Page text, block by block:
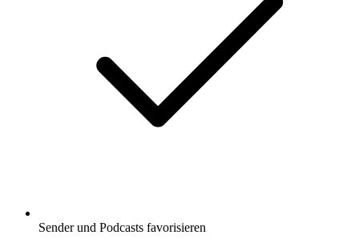
Sender und Podcasts favorisieren